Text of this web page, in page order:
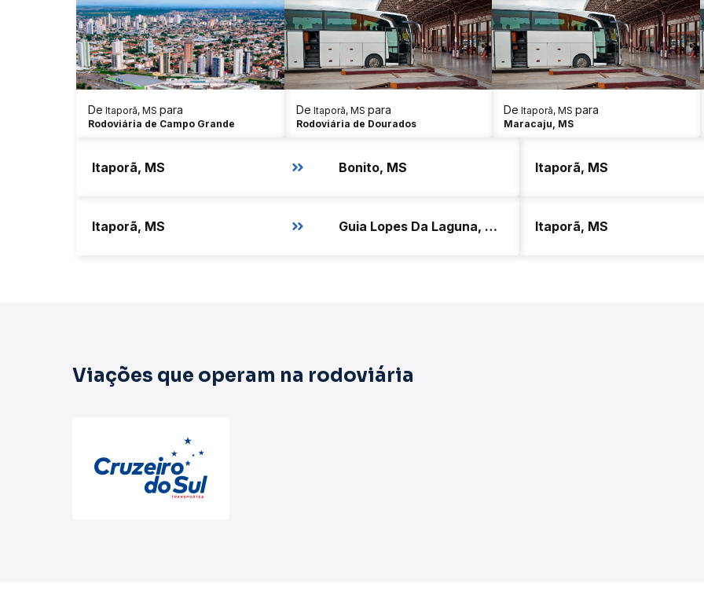
De Itaporã, MS para
Rodoviária de Campo Grande
De Itaporã, MS para
Rodoviária de Dourados
De Itaporã, MS para
Maracaju, MS
Itaporã, MS Bonito, MS Itaporã, MS
Itaporã, MS Guia Lopes Da Laguna, MS Itaporã, MS
Viações que operam na rodoviária